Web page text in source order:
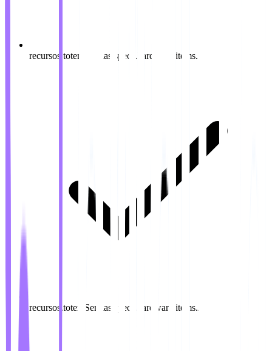
recursos.totemSenhas.specs.hardware.items.1
recursos.totemSenhas.specs.hardware.items.2